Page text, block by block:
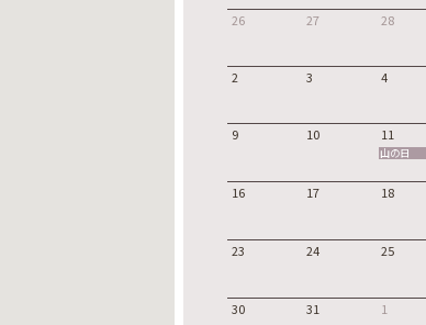
26
27 28
2 3 4
9 10 11
山の日
16 17 18
23 24 25
30 31 1